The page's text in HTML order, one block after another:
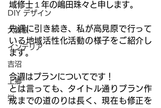
DIY デザイン
大曽根
インテリア
吉沼
上郷
栄
域修士１年の嶋田珠々と申します。
先週に引き続き、私が高見原で行って
いる地域活性化活動の様子をご紹介し
ます。
今週はプランについてです！
とは言っても、タイトル通りプラン作
成までの道のりは長く、現在も修正を